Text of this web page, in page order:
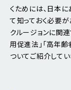
くためには、日本
て知っておく必要が
クルージョンに関
用促進法」「高年
ついてご紹介してい